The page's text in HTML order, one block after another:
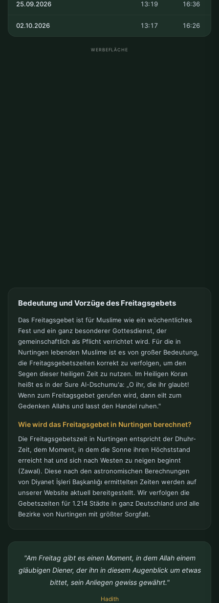
25.09.2026 13:19 16:36
02.10.2026 13:17 16:26
WERBEFLÄCHE
Bedeutung und Vorzüge des Freitagsgebets
Das Freitagsgebet ist für Muslime wie ein wöchentliches
Fest und ein ganz besonderer Gottesdienst, der
gemeinschaftlich als Pflicht verrichtet wird. Für die in
Nurtingen lebenden Muslime ist es von großer Bedeutung,
die Freitagsgebetszeiten korrekt zu verfolgen, um den
Segen dieser heiligen Zeit zu nutzen. Im Heiligen Koran
heißt es in der Sure Al-Dschumu'a: „O ihr, die ihr glaubt!
Wenn zum Freitagsgebet gerufen wird, dann eilt zum
Gedenken Allahs und lasst den Handel ruhen."
Wie wird das Freitagsgebet in Nurtingen berechnet?
Die Freitagsgebetszeit in Nurtingen entspricht der Dhuhr-
Zeit, dem Moment, in dem die Sonne ihren Höchststand
erreicht hat und sich nach Westen zu neigen beginnt
(Zawal). Diese nach den astronomischen Berechnungen
von Diyanet İşleri Başkanlığı ermittelten Zeiten werden auf
unserer Website aktuell bereitgestellt. Wir verfolgen die
Gebetszeiten für 1.214 Städte in ganz Deutschland und alle
Bezirke von Nurtingen mit größter Sorgfalt.
"Am Freitag gibt es einen Moment, in dem Allah einem
gläubigen Diener, der ihn in diesem Augenblick um etwas
bittet, sein Anliegen gewiss gewährt."
Hadith